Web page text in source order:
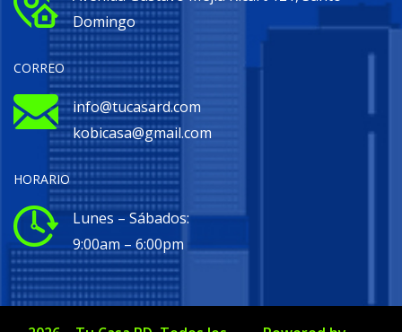
Domingo
CORREO
info@tucasard.com
kobicasa@gmail.com
HORARIO
Lunes – Sábados:
9:00am – 6:00pm